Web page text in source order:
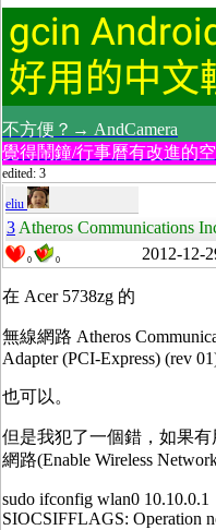
不方便？→ AndCamera
覺得鬧鐘/行事曆有改進的
edited: 3
eliu
3Atheros Communications
0 0 2012-12-
在 Acer 5738zg 的
無線網路 Atheros
Adapter (PCI-Express) (rev
也可以。
但是我犯了一個錯，如果有
網路(Enable Wireless
sudo ifconfig wlan0 10.10.0.1
SIOCSIFFLAGS: Operation